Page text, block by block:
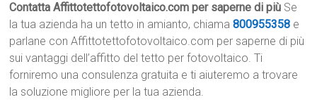
Contatta Affittotettofotovoltaico.com per saperne di più Se
la tua azienda ha un tetto in amianto, chiama800955358 e
parlane con Affittotettofotovoltaico.com per saperne di più
sui vantaggi dell’affitto del tetto per fotovoltaico. Ti
forniremo una consulenza gratuita e ti aiuteremo a trovare
la soluzione migliore per la tua azienda.